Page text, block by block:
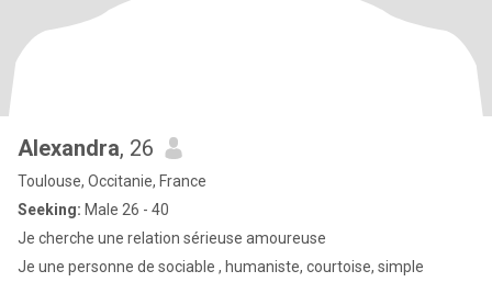
Alexandra, 26
Toulouse, Occitanie, France
Seeking: Male 26 - 40
Je cherche une relation sérieuse amoureuse
Je une personne de sociable , humaniste, courtoise, simple